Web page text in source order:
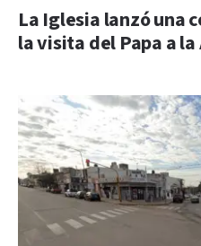
La Iglesia lanzó una
la visita del Papa a